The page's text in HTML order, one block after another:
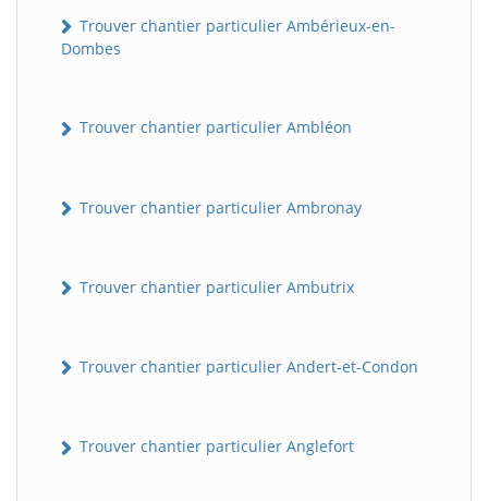
Trouver chantier particulier Ambérieux-en-
Dombes
Trouver chantier particulier Ambléon
Trouver chantier particulier Ambronay
Trouver chantier particulier Ambutrix
Trouver chantier particulier Andert-et-Condon
Trouver chantier particulier Anglefort